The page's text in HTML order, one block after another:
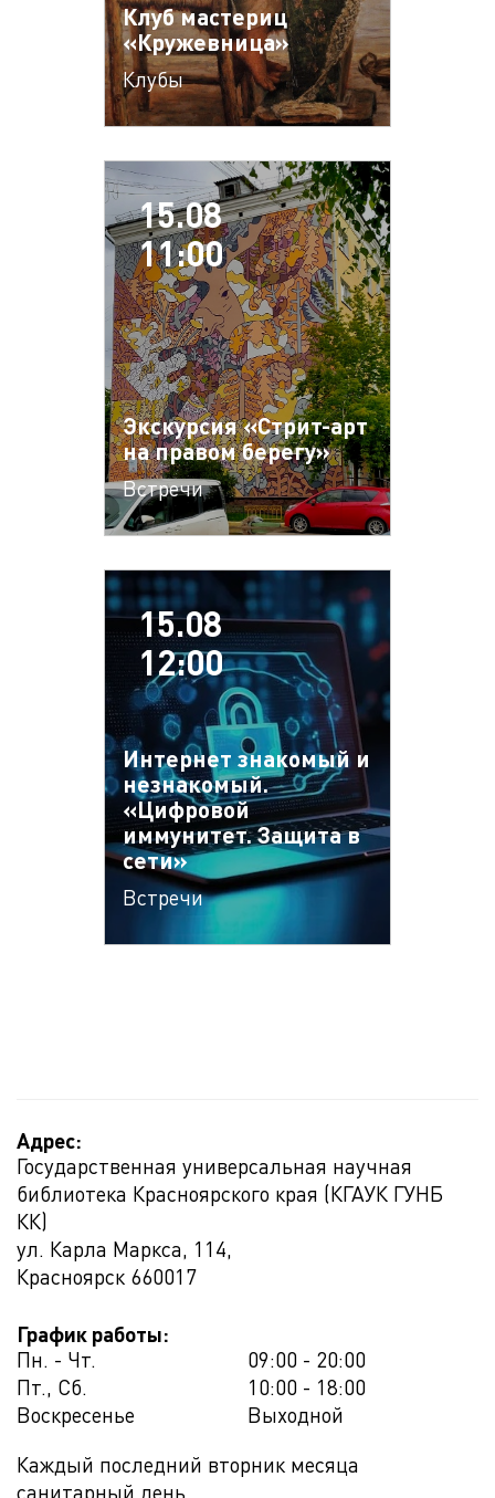
Клуб мастериц
«Кружевница»
Клубы
15.08
11:00
Экскурсия «Стрит-арт
на правом берегу»
Встречи
15.08
12:00
Интернет знакомый и
незнакомый.
«Цифровой
иммунитет. Защита в
сети»
Встречи
Адрес:
Государственная универсальная научная
библиотека Красноярского края (КГАУК ГУНБ
КК)
ул. Карла Маркса, 114,
Красноярск 660017
График работы:
Пн. - Чт.
09:00 - 20:00
Пт., Сб.
10:00 - 18:00
Воскресенье
Выходной
Каждый последний вторник месяца
санитарный день